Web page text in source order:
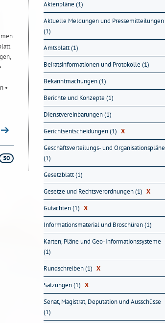
•
50
Aktenpläne (1)
Aktuelle Meldungen und Pressemitteilungen
(1)
Amtsblatt (1)
Beiratsinformationen und Protokolle (1)
Bekanntmachungen (1)
Berichte und Konzepte (1)
Dienstvereinbarungen (1)
Gerichtsentscheidungen (1) X
Geschäftsverteilungs- und Organisationspläne
(1)
Gesetzblatt (1)
Gesetze und Rechtsverordnungen (1) X
Gutachten (1) X
Informationsmaterial und Broschüren (1)
Karten, Pläne und Geo-Informationssysteme
(1)
Rundschreiben (1) X
Satzungen (1) X
Senat, Magistrat, Deputation und Ausschüsse
(1)